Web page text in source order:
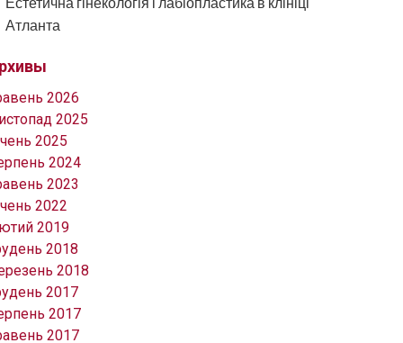
Атланта
2026
2025
2025
2024
2023
2022
2019
2018
2018
2017
2017
2017